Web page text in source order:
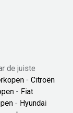
de juiste
- Citroën
- Fiat
- Hyundai